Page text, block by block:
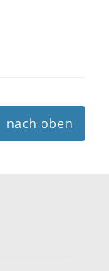
nach oben